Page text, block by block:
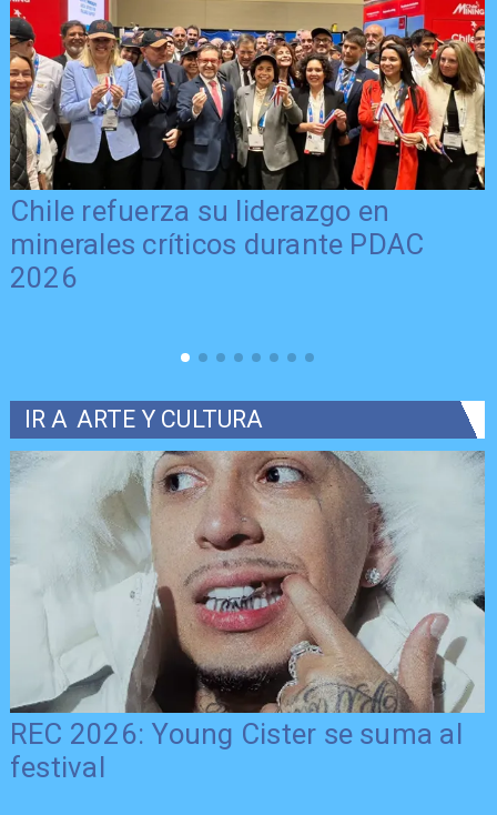
Chile refuerza su liderazgo en
minerales críticos durante PDAC
2026
IR A ARTE Y CULTURA
REC 2026: Young Cister se suma al
festival